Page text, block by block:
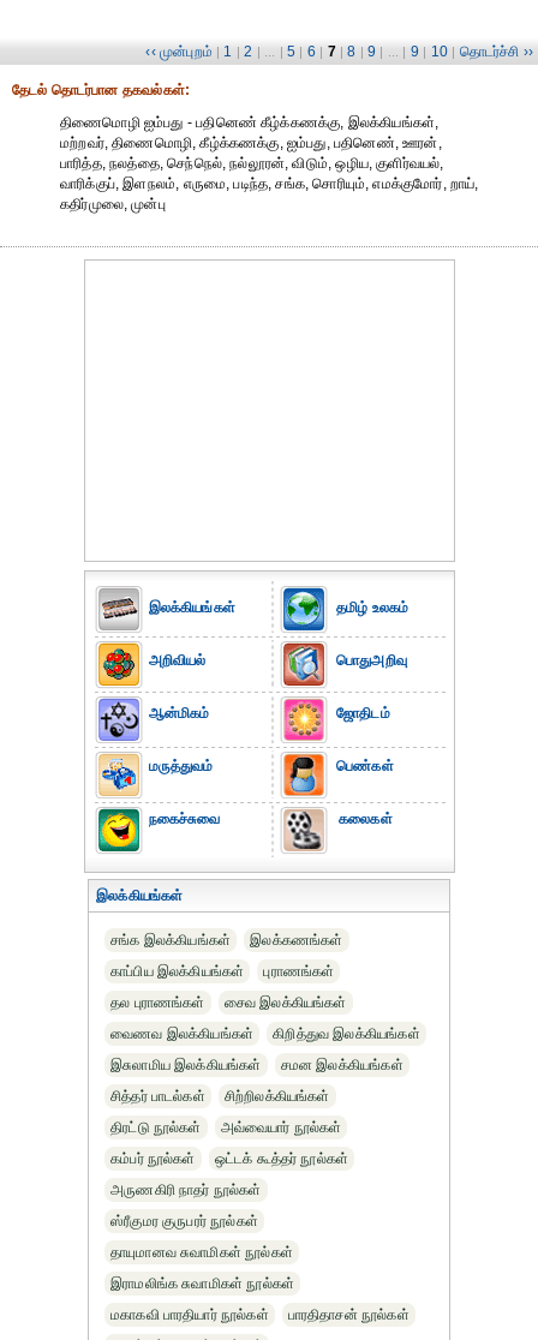
‹‹ முன்புறம் | 1 | 2 | ... | 5 | 6 | 7 | 8 | 9 | ... | 9 | 10 | தொடர்ச்சி ››
தேட‌ல் தொட‌ர்பான தகவ‌ல்க‌ள்:
திணைமொழி ஐம்பது - பதினெண் கீழ்க்கணக்கு, இலக்கியங்கள்,
மற்றவர், திணைமொழி, கீழ்க்கணக்கு, ஐம்பது, பதினெண், ஊரன்,
பாரித்த, நலத்தை, செந்நெல், நல்லூரன், விடும், ஒழிய, குளிர்வயல்,
வாரிக்குப், இளநலம், எருமை, படிந்த, சங்க, சொரியும், எமக்குமோர், றாய்,
கதிர்முலை, முன்பு
இலக்கியங்கள்
அறிவியல்
ஆன்மிகம்
மருத்துவம்
நகைச்சுவை
தமிழ் உலகம்
பொதுஅறிவு
ஜோதிடம்
பெண்கள்
கலைகள்
இலக்கியங்கள்
சங்க இலக்கியங்கள்
இலக்கணங்கள்
காப்பிய இலக்கியங்கள்
புராணங்கள்
தல புராணங்கள்
சைவ இலக்கியங்கள்
வைணவ இலக்கியங்கள்
கிறித்துவ இலக்கியங்கள்
இசுலாமிய இலக்கியங்கள்
சமன இலக்கியங்கள்
சித்தர் பாடல்கள்
சிற்றிலக்கியங்கள்
திரட்டு நூல்கள்
அவ்வையார் நூல்கள்
கம்பர் நூல்கள்
ஒட்டக் கூத்தர் நூல்கள்
அருணகிரி நாதர் நூல்கள்
ஸ்ரீகுமர குருபரர் நூல்கள்
தாயுமானவ சுவாமிகள் நூல்கள்
இராமலிங்க சுவாமிகள் நூல்கள்
மகாகவி பாரதியார் நூல்கள்
பாரதிதாசன் நூல்கள்